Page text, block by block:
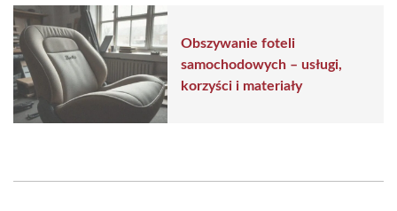
Obszywanie foteli
samochodowych – usługi,
korzyści i materiały